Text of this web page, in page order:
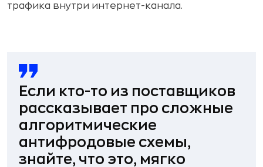
трафика внутри интернет-канала.
Если кто-то из поставщиков
рассказывает про сложные
алгоритмические
антифродовые схемы,
знайте, что это, мягко